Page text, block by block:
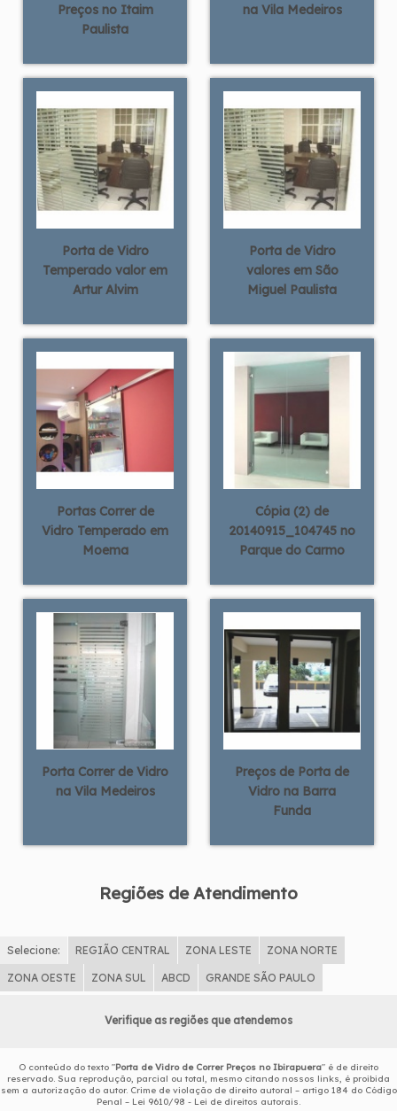
Preços no Itaim
Paulista
na Vila Medeiros
Porta de Vidro
Temperado valor em
Artur Alvim
Porta de Vidro
valores em São
Miguel Paulista
Portas Correr de
Vidro Temperado em
Moema
Cópia (2) de
20140915_104745 no
Parque do Carmo
Porta Correr de Vidro
na Vila Medeiros
Preços de Porta de
Vidro na Barra
Funda
Regiões de Atendimento
Selecione: REGIÃO CENTRAL ZONA LESTE ZONA NORTE
ZONA OESTE ZONA SUL ABCD GRANDE SÃO PAULO
Verifique as regiões que atendemos
O conteúdo do texto "Porta de Vidro de Correr Preços no Ibirapuera" é de direito
reservado. Sua reprodução, parcial ou total, mesmo citando nossos links, é proibida
sem a autorização do autor. Crime de violação de direito autoral – artigo 184 do Código
Penal – Lei 9610/98 - Lei de direitos autorais.